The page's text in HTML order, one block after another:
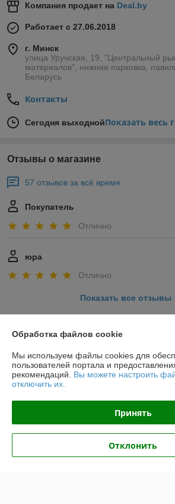
Компания продает на Deal.by
Работает с 27.06.2018
г. Минск
улица Уручская, 19, "Центральный
материалов", нижняя парковка,
Беларусь
Контакты
Сегодня выходнойПоказать весь
Отзывы о магазине
57 отзывов за всё время
Покупатель
Отлично
юра
Отлично
Показать все отзывы
О нас
Контакты
График работы
Обработка файлов cookie
Мы используем файлы cookies для
пользователей портала и
рекомендаций. Вы можете настроить
отключить их.
Принять
Отклонить